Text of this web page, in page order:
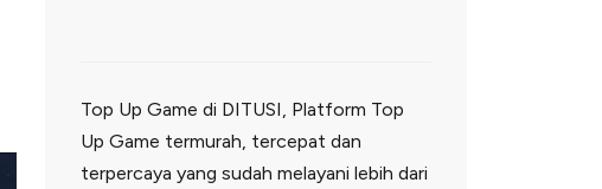
Top Up Game di DITUSI, Platform Top
Up Game termurah, tercepat dan
terpercaya yang sudah melayani lebih dari